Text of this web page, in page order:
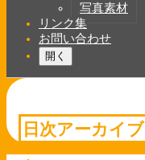
写真素材
リンク集
お問い合わせ
開く
日次アーカイブ